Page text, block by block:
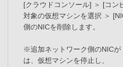
[クラウドコンソール] ＞ [コン
対象の仮想マシンを選択 ＞
側のNICを削除します。
※追加ネットワーク側のNICが
は、仮想マシンを停止し、